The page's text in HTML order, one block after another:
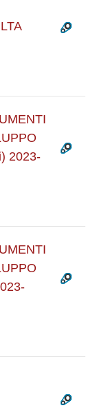
2023-